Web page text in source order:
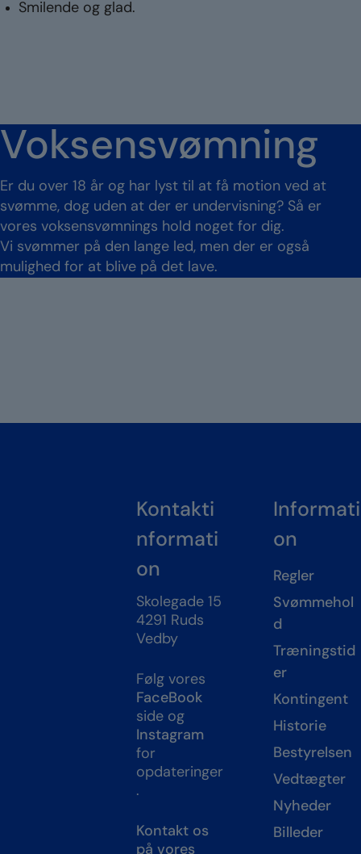
Smilende og glad.
Voksensvømning
Er du over 18 år og har lyst til at få motion ved at
svømme, dog uden at der er undervisning? Så er
vores voksensvømnings hold noget for dig.
Vi svømmer på den lange led, men der er også
mulighed for at blive på det lave.
Kontakti
nformati
on
Skolegade 15
4291 Ruds
Vedby
Følg vores
FaceBook
side og
Instagram
for
opdateringer
.
Kontakt os
på vores
Informati
on
Regler
Svømmehol
d
Træningstid
er
Kontingent
Historie
Bestyrelsen
Vedtægter
Nyheder
Billeder